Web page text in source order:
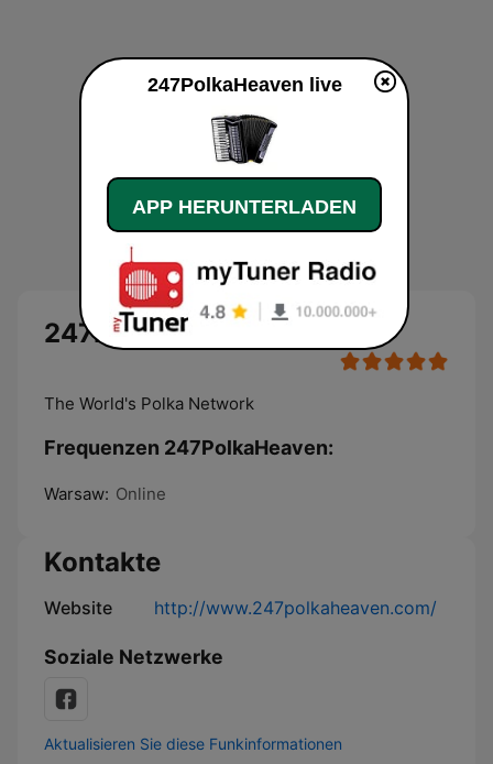
247PolkaHeaven
The World's Polka Network
Frequenzen 247PolkaHeaven:
Warsaw: Online
Kontakte
Website http://www.247polkaheaven.com/
Soziale Netzwerke
Aktualisieren Sie diese Funkinformationen
247PolkaHeaven live
APP HERUNTERLADEN